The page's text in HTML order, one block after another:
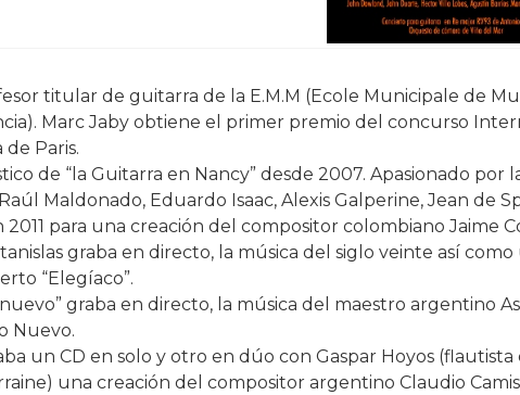
titular de guitarra de la E.M.M (Ecole Municipale de
Marc Jaby obtiene el primer premio del concurso
de Paris.
de “la Guitarra en Nancy” desde 2007. Apasionado por
Maldonado, Eduardo Isaac, Alexis Galperine, Jean de
2011 para una creación del compositor colombiano Jaime
graba en directo, la música del siglo veinte así como
“Elegíaco”.
graba en directo, la música del maestro argentino
Nuevo.
un CD en solo y otro en dúo con Gaspar Hoyos
una creación del compositor argentino Claudio